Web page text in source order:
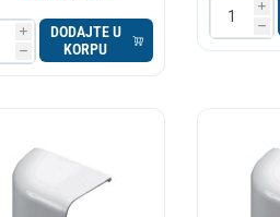
i
h
DODAJTE U
KORPU
i
h